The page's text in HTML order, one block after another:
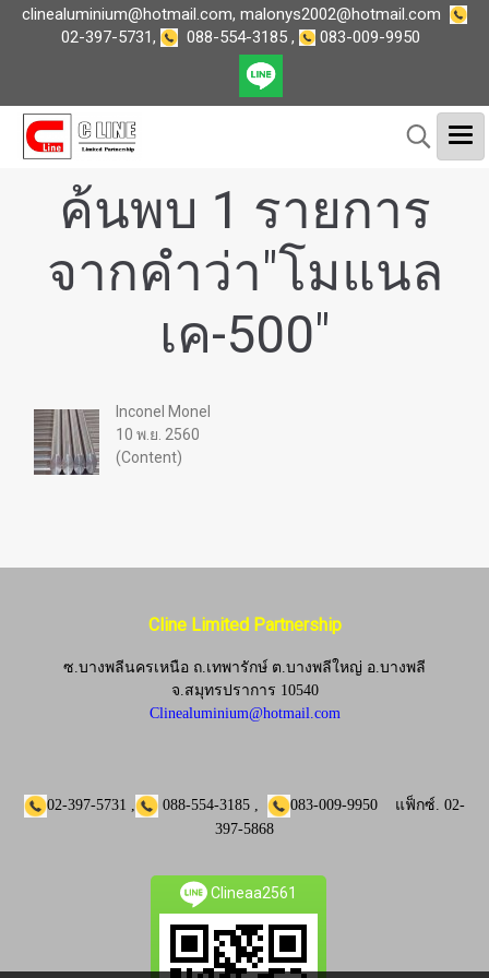
clinealuminium@hotmail.com, malonys2002@hotmail.com
02-397-5731, 088-554-3185, 083-009-9950
ค้นพบ 1 รายการ
จากคำว่า"โมแนล
เค-500"
Inconel Monel
10 พ.ย. 2560
(Content)
Cline Limited Partnership
ซ.บางพลีนครเหนือ ถ.เทพารักษ์ ต.บางพลีใหญ่ อ.บางพลี
จ.สมุทรปราการ 10540
Clinealuminium@hotmail.com
02-397-5731 , 088-554-3185 , 083-009-9950 แฟ็กซ์. 02-
397-5868
Clineaa2561